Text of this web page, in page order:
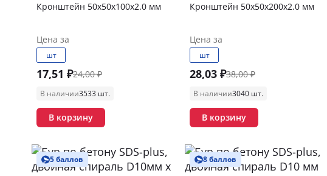
Кронштейн 50х50х100х2.0 мм
Цена за
шт
17,51 ₽24,00 ₽
В наличии3533 шт.
В корзину
Кронштейн 50х50х200х2.0 мм
Цена за
шт
28,03 ₽38,00 ₽
В наличии3040 шт.
В корзину
5 баллов 8 баллов